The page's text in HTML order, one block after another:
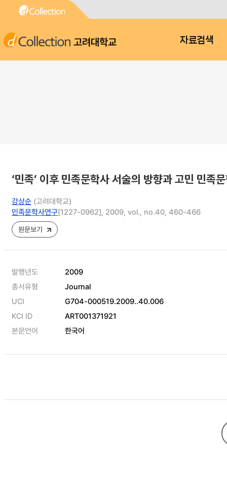
고려대학교 자료검색
‘민족’ 이후 민족문학사 서술의 방향과 고민 민족
강상순 (고려대학교)
민족문학사연구[1227-0962], 2009, vol., no.40, 460-466
원문보기
발행년도
2009
총서유형
Journal
UCI
G704-000519.2009..40.006
KCI ID
ART001371921
본문언어
한국어